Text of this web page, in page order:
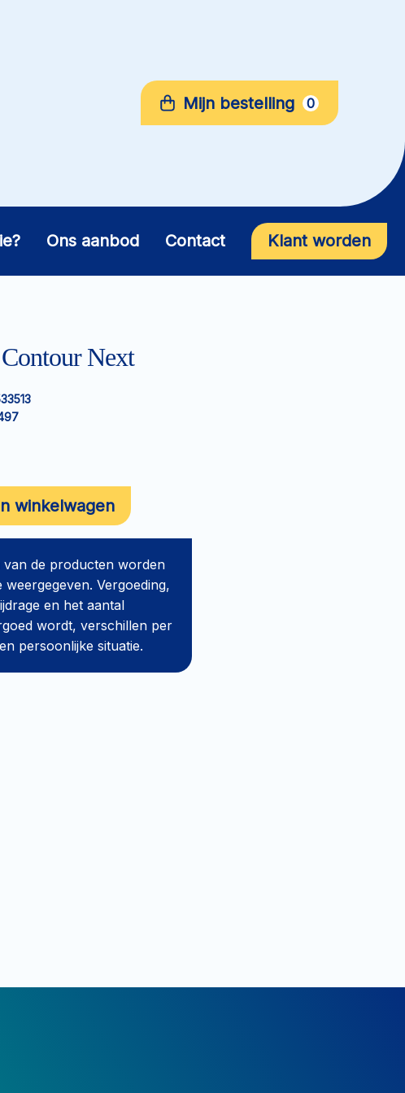
Mijn bestelling 0
Ons aanbod Contact Klant worden
Next
winkelwagen
van de producten worden
weergegeven. Vergoeding,
en het aantal
wordt, verschillen per
persoonlijke situatie.